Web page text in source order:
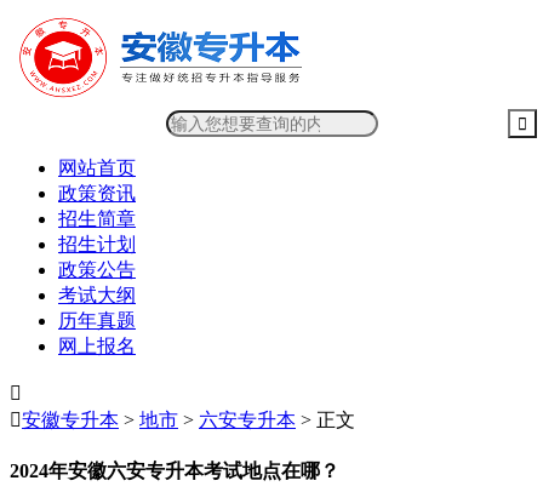
网站首页
政策资讯
招生简章
招生计划
政策公告
考试大纲
历年真题
网上报名

安徽专升本 > 地市 > 六安专升本 > 正文
2024年安徽六安专升本考试地点在哪？